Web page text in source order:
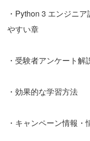
・Python 3 エンジニ
やすい章
・受験者アンケート解
・効果的な学習方法
・キャンペーン情報・